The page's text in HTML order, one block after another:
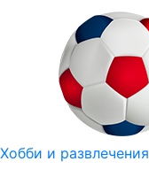
Хобби и развлечения